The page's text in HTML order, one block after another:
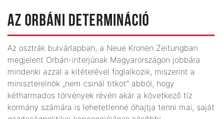
AZ ORBÁNI DETERMINÁCIÓ
Az osztrák bulvárlapban, a Neue Kronen Zeitungban
megjelent Orbán-interjúnak Magyarországon jobbára
mindenki azzal a kitételével foglalkozik, miszerint a
miniszterelnök „nem csinál titkot” abból, hogy
kétharmados törvények révén akár a következő tíz
kormány számára is lehetetlenné óhajtja tenni mai, saját